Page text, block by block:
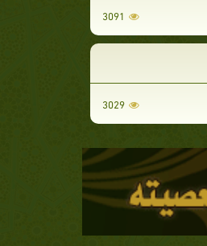
3091
3029